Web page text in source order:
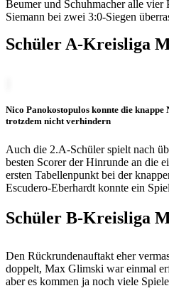
Beumer und Schuhmacher alle
Siemann bei zwei 3:0-Siegen
Schüler A-Kreisliga
Nico Panokostopulos konnte die
trotzdem nicht verhindern
Auch die 2.A-Schüler spielt nach
besten Scorer der Hinrunde an die
ersten Tabellenpunkt bei der
Escudero-Eberhardt konnte ein
Schüler B-Kreisliga
Den Rückrundenauftakt eher
doppelt, Max Glimski war einmal
aber es kommen ja noch viele